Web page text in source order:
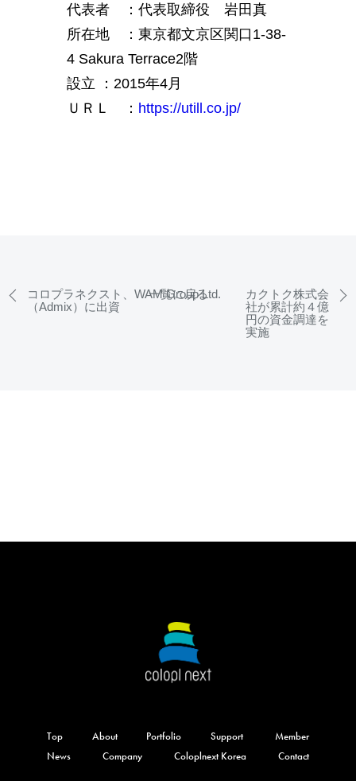
代表者 ：代表取締役 岩田真
所在地 ：東京都文京区関口1-38-
4 Sakura Terrace2階
設立 ：2015年4月
ＵＲＬ ： https://utill.co.jp/
コロプラネクスト、WAM Group Ltd.
（Admix）に出資
一覧に戻る
カクトク株式会
社が累計約４億
円の資金調達を
実施
Top About Portfolio Support
Member
News
Company Coloplnext Korea Contact